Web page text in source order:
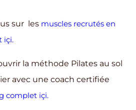
sur les muscles recrutés en
içi.
la méthode Pilates au sol
avec une coach certifiée
complet içi.